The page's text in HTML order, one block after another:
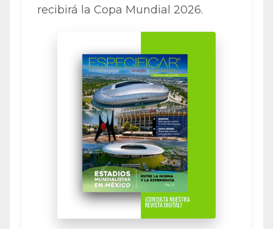
recibirá la Copa Mundial 2026.